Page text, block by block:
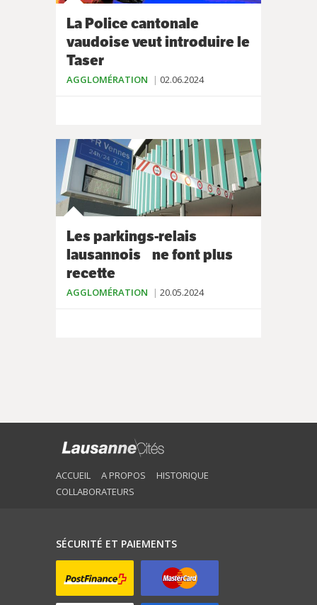
La Police cantonale
vaudoise veut introduire le
Taser
AGGLOMÉRATION 02.06.2024
Les parkings-relais
lausannois ne font plus
recette
AGGLOMÉRATION 20.05.2024
ACCUEIL A PROPOS
HISTORIQUE
COLLABORATEURS
SÉCURITÉ ET PAIEMENTS